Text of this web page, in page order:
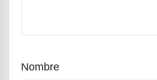
Nombre